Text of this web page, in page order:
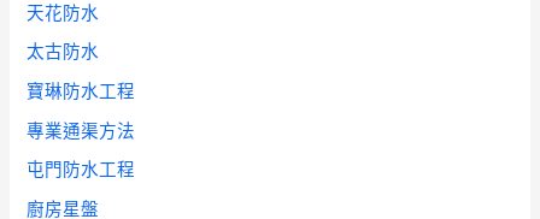
天花防水
太古防水
寶琳防水工程
專業通渠方法
屯門防水工程
廚房星盤